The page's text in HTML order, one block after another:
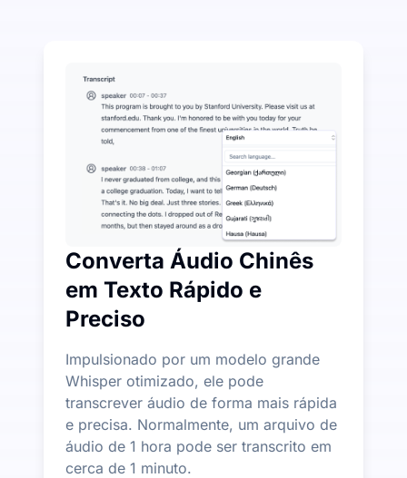
UniScribe oferece 120 minutos de transcrição
Mais Recursos de IA Disponíveis Além de Áudio
Gere automaticamente resumos, mapas mentais
Converta Áudio Chinês
em Texto Rápido e
Preciso
Impulsionado por um modelo grande
Whisper otimizado, ele pode
transcrever áudio de forma mais rápida
e precisa. Normalmente, um arquivo de
áudio de 1 hora pode ser transcrito em
cerca de 1 minuto.